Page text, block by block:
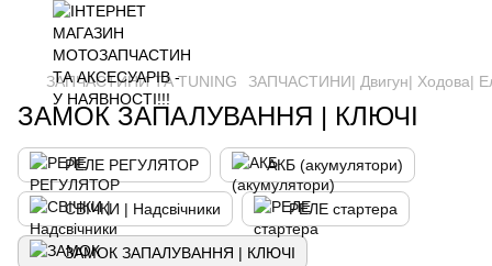
ЗАПЧАСТИНИ ТА ТUNING ЗАПЧАСТИНИ| Двигун| Ходова|
ЗАМОК ЗАПАЛУВАННЯ | КЛЮЧІ
РЕЛЕ РЕГУЛЯТОР АКБ (акумулятори)
СВІЧКИ | Надсвічники РЕЛЕ стартера
ЗАМОК ЗАПАЛУВАННЯ | КЛЮЧІ